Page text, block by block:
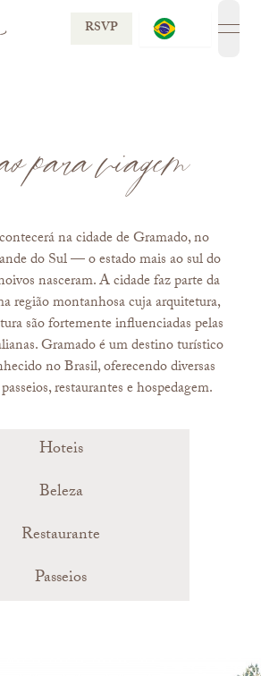
RSVP
viagem
na cidade de Gramado, no
do Sul — o estado mais ao sul do
nasceram. A cidade faz parte da
região montanhosa cuja arquitetura,
são fortemente influenciadas pelas
Gramado é um destino turístico
no Brasil, oferecendo diversas
restaurantes e hospedagem.
Hoteis
Beleza
Restaurante
Passeios